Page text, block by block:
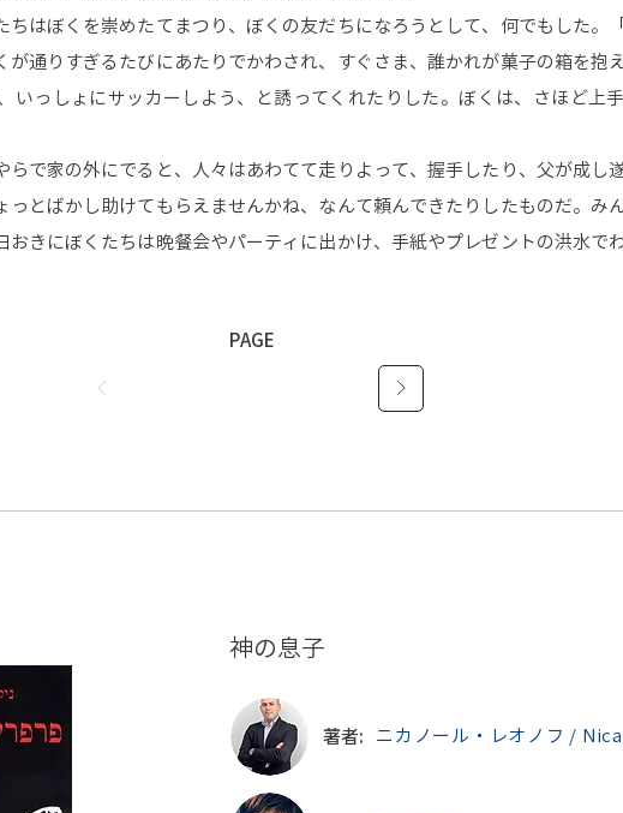
はぼくを崇めたてまつり、ぼくの友だちになろうとして、何でもした。
が通りすぎるたびにあたりでかわされ、すぐさま、誰かれが菓子の箱を抱
いっしょにサッカーしよう、と誘ってくれたりした。ぼくは、さほど上
で家の外にでると、人々はあわてて走りよって、握手したり、父が成し
とばかし助けてもらえませんかね、なんて頼んできたりしたものだ。み
おきにぼくたちは晩餐会やパーティに出かけ、手紙やプレゼントの洪水で
PAGE
神の息子
著者: